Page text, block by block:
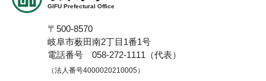
GIFU Prefectural Office
〒500-8570
岐阜市薮田南2丁目1番1号
電話番号 058-272-1111（代表）
（法人番号4000020210005）